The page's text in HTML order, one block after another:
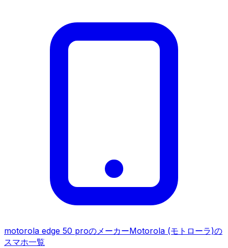
motorola edge 50 proのメーカーMotorola (モトローラ)の
スマホ一覧